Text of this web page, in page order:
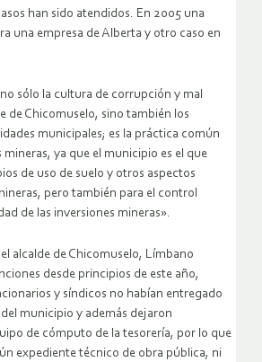
han sido atendidos. En 2005 una
una empresa de Alberta y otro caso en
sólo la cultura de corrupción y mal
de Chicomuselo, sino también los
municipales; es la práctica común
mineras, ya que el municipio es el que
de uso de suelo y otros aspectos
pero también para el control
de las inversiones mineras».
alcalde de Chicomuselo, Límbano
desde principios de este año,
y síndicos no habían entregado
municipio y además dejaron
de cómputo de la tesorería, por lo que
expediente técnico de obra pública, ni